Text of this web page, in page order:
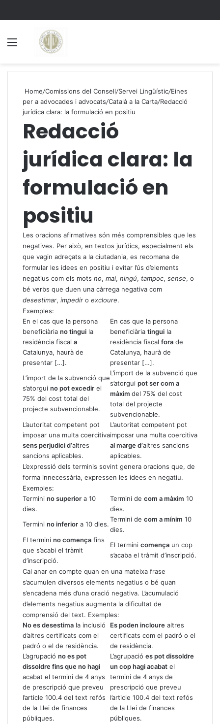
Home/Comissions del Consell/Servei Lingüístic/Eines
per a advocades i advocats/Català a la Carta/Redacció
jurídica clara: la formulació en positiu
Redacció
jurídica clara: la
formulació en
positiu
Les oracions afirmatives són més comprensibles que les
negatives. Per això, en textos jurídics, especialment els
que vagin adreçats a la ciutadania, es recomana de
formular les idees en positiu i evitar l’ús d’elements
negatius com els mots no, mai, ningú, tampoc, sense, o
bé verbs que duen una càrrega negativa com
desestimar, impedir o excloure.
Exemples:
En el cas que la persona
beneficiària no tingui la
residència fiscal a
Catalunya, haurà de
presentar […].
En cas que la persona
beneficiària tingui la
residència fiscal fora de
Catalunya, haurà de
presentar […].
L’import de la subvenció que
s’atorgui no pot excedir el
75% del cost total del
projecte subvencionable.
L’import de la subvenció que
s’atorgui pot ser com a
màxim del 75% del cost
total del projecte
subvencionable.
L’autoritat competent pot
imposar una multa coercitiva
sens perjudici d’altres
sancions aplicables.
L’autoritat competent pot
imposar una multa coercitiva
al marge d’altres sancions
aplicables.
L’expressió dels terminis sovint genera oracions que, de
forma innecessària, expressen les idees en negatiu.
Exemples:
Termini no superior a 10
dies.
Termini de com a màxim 10
dies.
Termini no inferior a 10 dies.
Termini de com a mínim 10
dies.
El termini no comença fins
que s’acabi el tràmit
d’inscripció.
El termini comença un cop
s’acaba el tràmit d’inscripció.
Cal anar en compte quan en una mateixa frase
s’acumulen diversos elements negatius o bé quan
s’encadena més d’una oració negativa. L’acumulació
d’elements negatius augmenta la dificultat de
comprensió del text. Exemples:
No es desestima la inclusió
d’altres certificats com el
padró o el de residència.
Es poden incloure altres
certificats com el padró o el
de residència.
L’agrupació no es pot
dissoldre fins que no hagi
acabat el termini de 4 anys
de prescripció que preveu
l’article 100.4 del text refós
de la Llei de finances
públiques.
L’agrupació es pot dissoldre
un cop hagi acabat el
termini de 4 anys de
prescripció que preveu
l’article 100.4 del text refós
de la Llei de finances
públiques.